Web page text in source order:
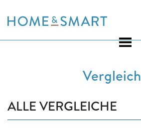
to
Vergleich
ALLE VERGLEICHE